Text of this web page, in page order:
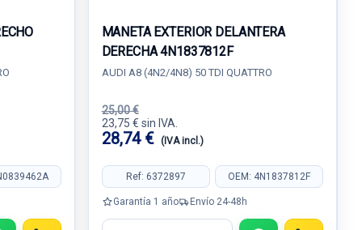
MANETA EXTERIOR DELANTERA
DERECHA 4N1837812F
AUDI A8 (4N2/4N8) 50 TDI QUATTRO
25,00 €
23,75 € sin IVA.
28,74 € (IVA incl.)
Ref: 6372897 OEM: 4N1837812F
Garantía 1 año Envío 24-48h